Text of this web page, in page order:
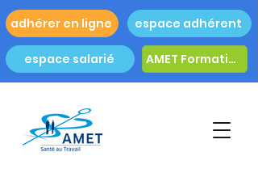
adhérer en ligne espace adhérent
espace salarié AMET Formation